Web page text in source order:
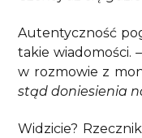
Autentyczność
takie wiadomości.
w rozmowie z
stąd doniesienia
Widzicie?